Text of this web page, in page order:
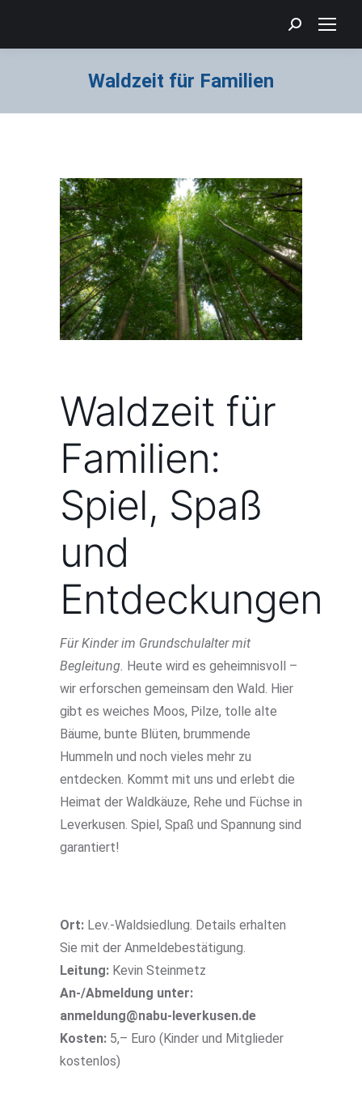
Search:
Waldzeit für Familien
Waldzeit für
Familien:
Spiel, Spaß
und
Entdeckungen
Für Kinder im Grundschulalter mit
Begleitung. Heute wird es geheimnisvoll –
wir erforschen gemeinsam den Wald. Hier
gibt es weiches Moos, Pilze, tolle alte
Bäume, bunte Blüten, brummende
Hummeln und noch vieles mehr zu
entdecken. Kommt mit uns und erlebt die
Heimat der Waldkäuze, Rehe und Füchse in
Leverkusen. Spiel, Spaß und Spannung sind
garantiert!
Ort: Lev.-Waldsiedlung. Details erhalten
Sie mit der Anmeldebestätigung.
Leitung: Kevin Steinmetz
An-/Abmeldung unter:
anmeldung@nabu-leverkusen.de
Kosten: 5,– Euro (Kinder und Mitglieder
kostenlos)